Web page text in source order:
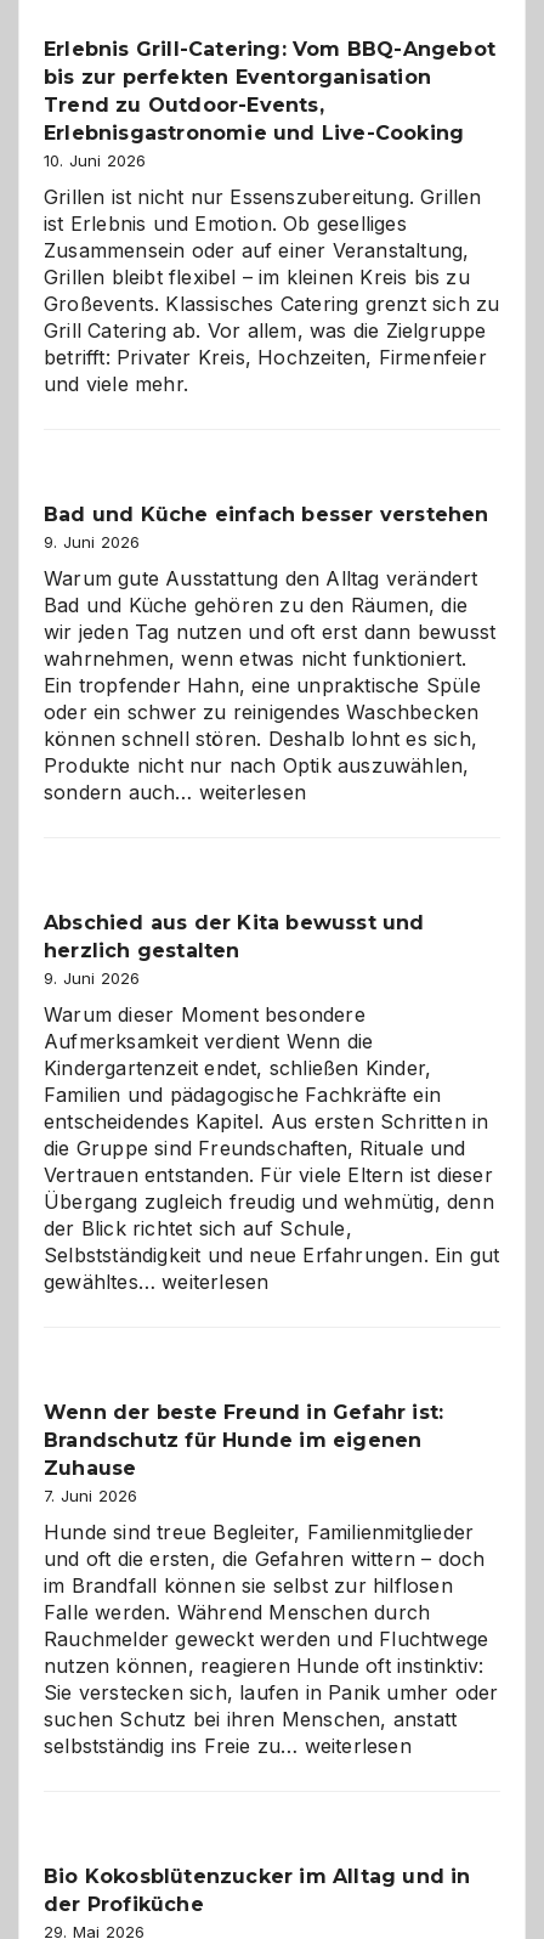
Gelegenheit,
neue
zu
Erlebnis Grill-Catering: Vom BBQ-Angebot
bis zur perfekten Eventorganisation
Trend zu Outdoor-Events,
Erlebnisgastronomie und Live-Cooking
10. Juni 2026
Grillen ist nicht nur Essenszubereitung. Grillen
ist Erlebnis und Emotion. Ob geselliges
Zusammensein oder auf einer Veranstaltung,
Grillen bleibt flexibel – im kleinen Kreis bis zu
Großevents. Klassisches Catering grenzt sich zu
Grill Catering ab. Vor allem, was die Zielgruppe
betrifft: Privater Kreis, Hochzeiten, Firmenfeier
und viele mehr.
Bad und Küche einfach besser verstehen
9. Juni 2026
Warum gute Ausstattung den Alltag verändert
Bad und Küche gehören zu den Räumen, die
wir jeden Tag nutzen und oft erst dann bewusst
wahrnehmen, wenn etwas nicht funktioniert.
Ein tropfender Hahn, eine unpraktische Spüle
oder ein schwer zu reinigendes Waschbecken
können schnell stören. Deshalb lohnt es sich,
Produkte nicht nur nach Optik auszuwählen,
sondern auch… Bad
verstehen
weiterlesen
Abschied aus der Kita bewusst und
herzlich gestalten
9. Juni 2026
Warum dieser Moment besondere
Aufmerksamkeit verdient Wenn die
Kindergartenzeit endet, schließen Kinder,
Familien und pädagogische Fachkräfte ein
entscheidendes Kapitel. Aus ersten Schritten in
die Gruppe sind Freundschaften, Rituale und
Vertrauen entstanden. Für viele Eltern ist dieser
Übergang zugleich freudig und wehmütig, denn
der Blick richtet sich auf Schule,
Selbstständigkeit und neue Erfahrungen. Ein gut
gewähltes…Abschied
und
herzlich
weiterlesen
Wenn der beste Freund in Gefahr ist:
Brandschutz für Hunde im eigenen
Zuhause
7. Juni 2026
Hunde sind treue Begleiter, Familienmitglieder
und oft die ersten, die Gefahren wittern – doch
im Brandfall können sie selbst zur hilflosen
Falle werden. Während Menschen durch
Rauchmelder geweckt werden und Fluchtwege
nutzen können, reagieren Hunde oft instinktiv:
Sie verstecken sich, laufen in Panik umher oder
suchen Schutz bei ihren Menschen, anstatt
selbstständig ins Freie zu… Wenn
Gefahr
weiterlesen
Bio Kokosblütenzucker im Alltag und in
der Profiküche
29. Mai 2026